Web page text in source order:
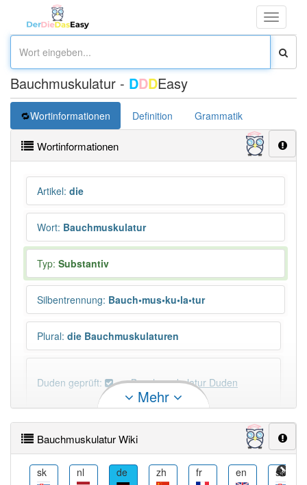
Toggle
Bauchmuskulatur - DDDEasy
Wortinformationen Definition Grammatik
Wortinformationen
Artikel: die
Wort: Bauchmuskulatur
Typ: Substantiv
Silbentrennung: Bauch•mus•ku•la•tur
Plural: die Bauchmuskulaturen
Duden geprüft: Bauchmuskulatur Duden
PowerIndex:5
Mehr
Bauchmuskulatur Wiki
sk nl de zh fr en sk